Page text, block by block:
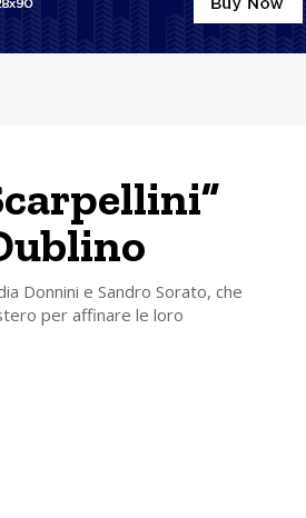
Donnini e Sandro Sorato, che
per affinare le loro